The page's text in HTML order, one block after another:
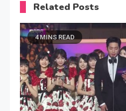
Related Posts
4 MINS READ